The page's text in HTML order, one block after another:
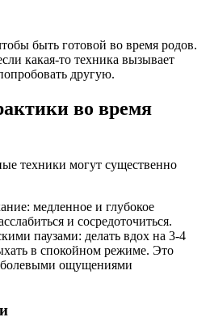
быть готовой во время родов.
какая-то техника вызывает
другую.
во время
техники могут существенно
медленное и глубокое
и сосредоточиться.
паузами: делать вдох на 3-4
в спокойном режиме. Это
болевыми ощущениями